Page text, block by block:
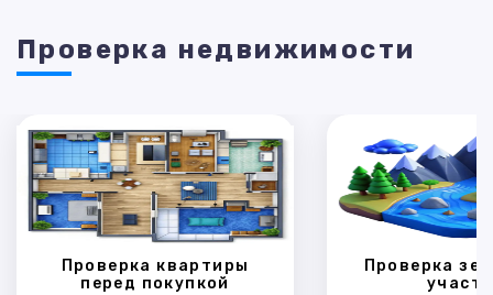
Проверка недвижимости
Проверка квартиры
перед покупкой
Проверка